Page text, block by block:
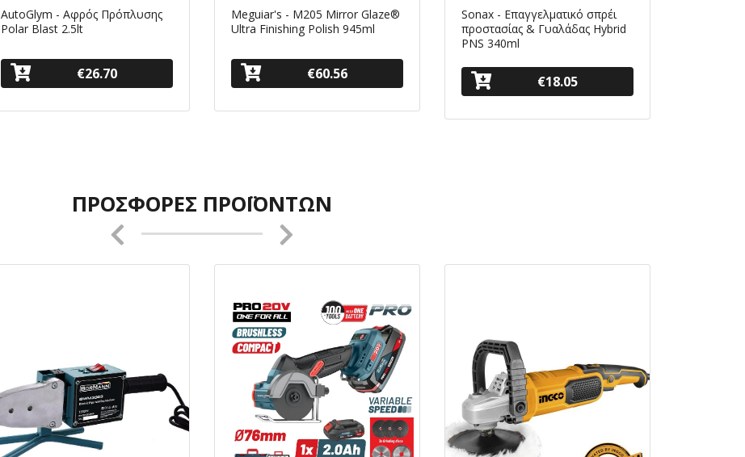
AutoGlym - Αφρός Πρόπλυσης
Polar Blast 2.5lt
€26.70
Meguiar's - M205 Mirror Glaze®
Ultra Finishing Polish 945ml
€60.56
Sonax - Επαγγελματικό σπρέι
προστασίας & Γυαλάδας Hybrid
PNS 340ml
€18.05
ΠΡΟΣΦΟΡΈΣ ΠΡΟΪΌΝΤΩΝ